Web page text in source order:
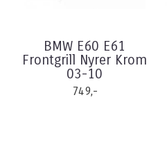
BMW E60 E61
Frontgrill Nyrer Krom
03-10
749,-